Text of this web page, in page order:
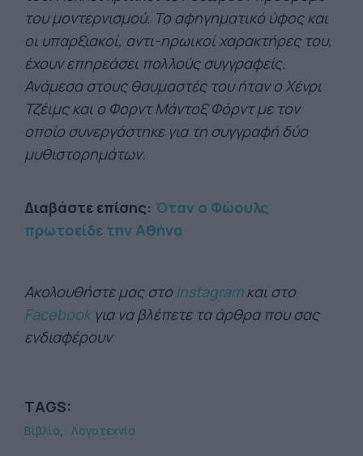
του μοντερνισμού. Το αφηγηματικό ύφος και
οι υπαρξιακοί, αντι-ηρωικοί χαρακτήρες του,
έχουν επηρεάσει πολλούς συγγραφείς.
Ανάμεσα στους θαυμαστές του ήταν ο Χένρι
Τζέιμς και ο Φορντ Μάντοξ Φόρντ με τον
οποίο συνεργάστηκε για τη συγγραφή δύο
μυθιστορημάτων.
Διαβάστε επίσης: Όταν ο Φώουλς
πρωτοείδε την Αθήνα
Ακολουθήστε μας στο Instagramκαι στο
Facebookγια να βλέπετε τα άρθρα που σας
ενδιαφέρουν
TAGS:
Βιβλίο Λογοτεχνία